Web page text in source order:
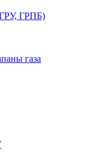
ГРПБ)
газа